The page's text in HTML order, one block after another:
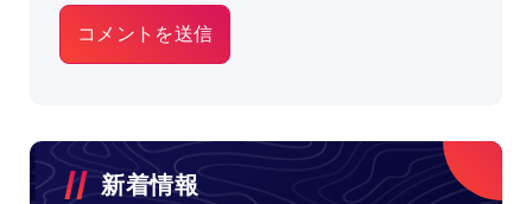
新着情報